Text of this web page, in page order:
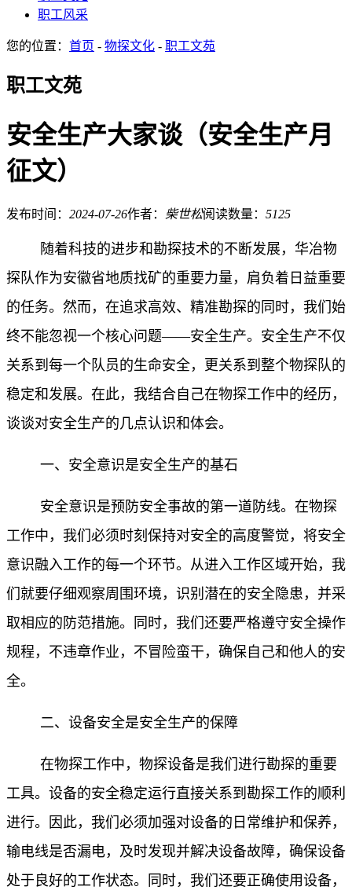
职工风采
您的位置： 首页 - 物探文化 - 职工文苑
职工文苑
安全生产大家谈（安全生产月
征文）
发布时间： 2024-07-26作者： 柴世松阅读数量： 5125
随着科技的进步和勘探技术的不断发展，华冶物
探队作为安徽省地质找矿的重要力量，肩负着日益重要
的任务。然而，在追求高效、精准勘探的同时，我们始
终不能忽视一个核心问题——安全生产。安全生产不仅
关系到每一个队员的生命安全，更关系到整个物探队的
稳定和发展。在此，我结合自己在物探工作中的经历，
谈谈对安全生产的几点认识和体会。
一、安全意识是安全生产的基石
安全意识是预防安全事故的第一道防线。在物探
工作中，我们必须时刻保持对安全的高度警觉，将安全
意识融入工作的每一个环节。从进入工作区域开始，我
们就要仔细观察周围环境，识别潜在的安全隐患，并采
取相应的防范措施。同时，我们还要严格遵守安全操作
规程，不违章作业，不冒险蛮干，确保自己和他人的安
全。
二、设备安全是安全生产的保障
在物探工作中，物探设备是我们进行勘探的重要
工具。设备的安全稳定运行直接关系到勘探工作的顺利
进行。因此，我们必须加强对设备的日常维护和保养，
输电线是否漏电，及时发现并解决设备故障，确保设备
处于良好的工作状态。同时，我们还要正确使用设备，